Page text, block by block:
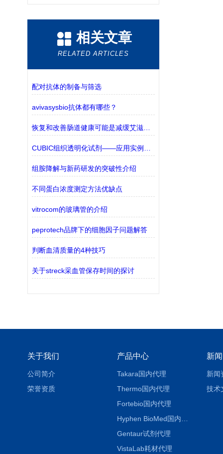
相关文章
RELATED ARTICLES
配对抗体的制备与筛选
avivasysbio抗体都有哪些？
恢复和改善肠道健康可能是减缓艾滋病毒向艾滋病发展的关键
组胺降解与新药研发的突破性介绍
不同蛋白浓度测定方法优缺点
vitrocom的玻璃管的介绍
peprotech品牌下的细胞因子问题解答
判断血清质量的4种技巧
关于streck采血管保存时间的探讨
关于我们
公司简介
荣誉资质
产品中心
Takara国内代理
Thermo国内代理
Fortebio国内代理
Gentaur试剂代理
VistaLab耗材代理
新
新闻
技术